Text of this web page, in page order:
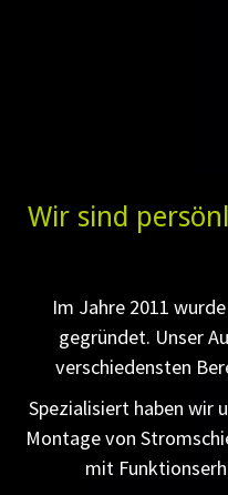
Wir sind
Im Jahre 2011
gegründet. Unser
verschiedensten
Spezialisiert haben wir
Montage von
mit